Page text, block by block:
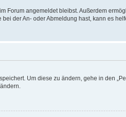
Forum angemeldet bleibst. Außerdem
der An- oder Abmeldung hast, kann es
Um diese zu ändern, gehe in den